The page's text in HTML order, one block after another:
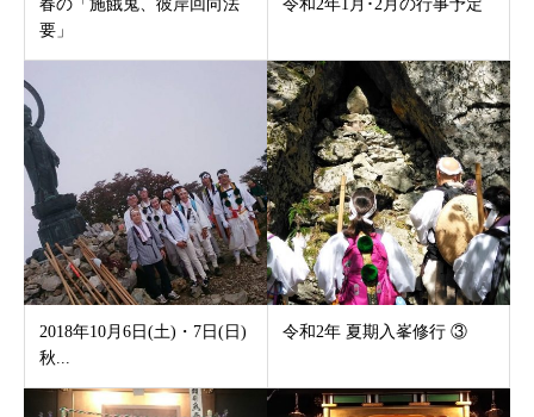
春の「施餓鬼、彼岸回向法
要」
令和2年1月･2月の行事予定
2018年10月6日(土)・7日(日)
秋...
令和2年 夏期入峯修行 ③